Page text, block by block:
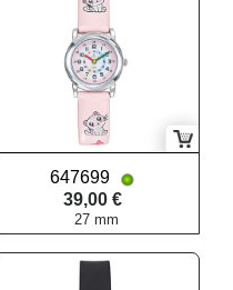
647699
39,00 €
27 mm